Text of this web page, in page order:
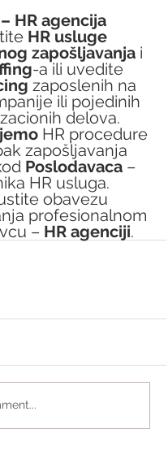
HR agencija
HR usluge
zapošljavanja i
-a ili uvedite
zaposlenih na
ili pojedinih
delova.
HR procedure
zapošljavanja
Poslodavaca –
HR usluga.
obavezu
profesionalnom
– HR agenciji.